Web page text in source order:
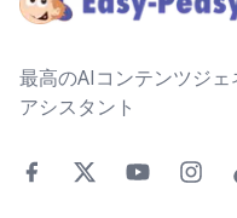
最高のAIコンテンツジ
アシスタント